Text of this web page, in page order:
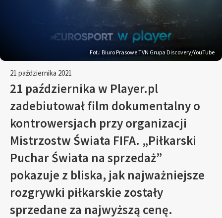
Fot.: Biuro Prasowe TVN Grupa Discovery/YouTube
21 października 2021
21 października w Player.pl
zadebiutował film dokumentalny o
kontrowersjach przy organizacji
Mistrzostw Świata FIFA. „Piłkarski
Puchar Świata na sprzedaż”
pokazuje z bliska, jak najważniejsze
rozgrywki piłkarskie zostały
sprzedane za najwyższą cenę.